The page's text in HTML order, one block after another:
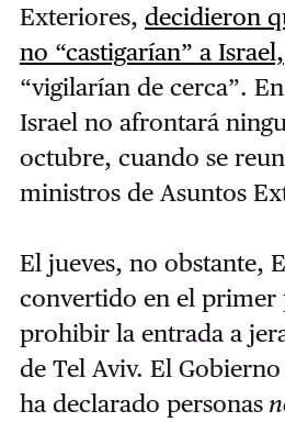
Exteriores, decidieron
no “castigarían” a Israel,
“vigilarían de cerca”.
Israel no afrontará
octubre, cuando se
ministros de Asuntos
El jueves, no obstante,
convertido en el primer
prohibir la entrada a
de Tel Aviv. El
hadeclarado personas